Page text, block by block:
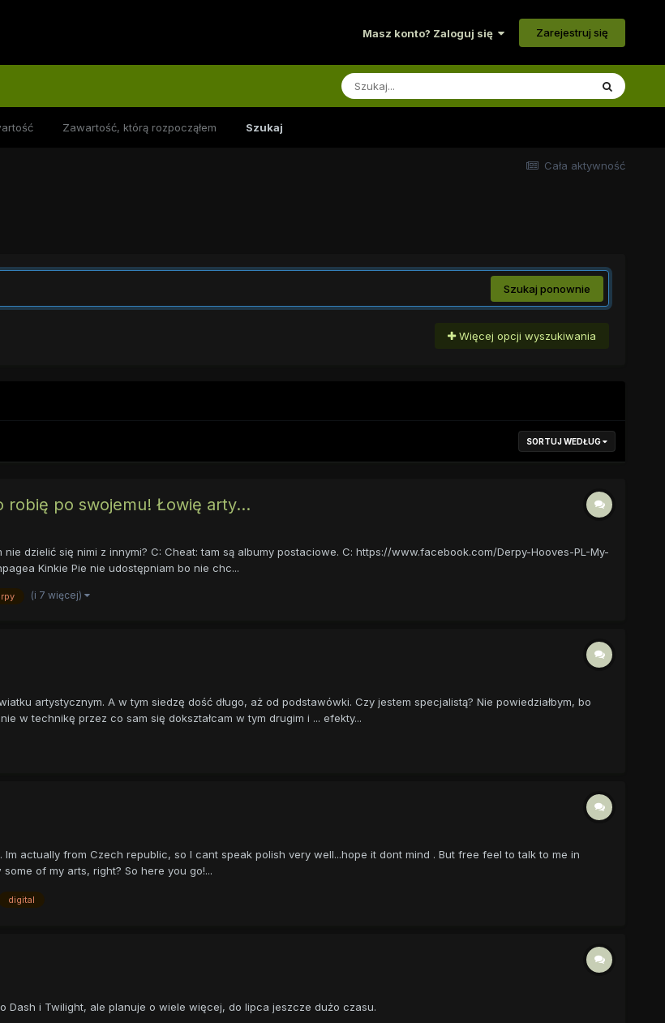
Masz konto? Zaloguj się Zarejestruj się
Zawartość, którą rozpocząłem Szukaj
Cała aktywność
Szukaj ponownie
Więcej opcji wyszukiwania
SORTUJ WEDŁUG
robię po swojemu! Łowię arty...
dzielić się nimi z innymi? C: Cheat: tam są albumy postaciowe. C: https://www.facebook.com/Derpy-Hooves-PL-My-
Kinkie Pie nie udostępniam bo nie chc...
(i 7 więcej)
artystycznym. A w tym siedzę dość długo, aż od podstawówki. Czy jestem specjalistą? Nie powiedziałbym, bo
w technikę przez co sam się dokształcam w tym drugim i ... efekty...
actually from Czech republic, so I cant speak polish very well...hope it dont mind . But free feel to talk to me in
of my arts, right? So here you go!...
digital
Dash i Twilight, ale planuje o wiele więcej, do lipca jeszcze dużo czasu.